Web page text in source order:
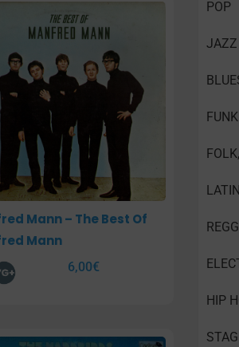
Mann – The Best Of
Mann
6,00€
POP
JAZZ
LATIN
HIP